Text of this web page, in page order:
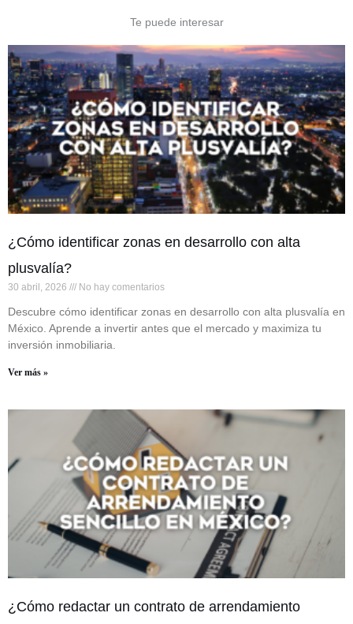
Te puede interesar
¿Cómo identificar zonas en desarrollo con alta
plusvalía?
30 abril, 2026 No hay comentarios
Descubre cómo identificar zonas en desarrollo con alta plusvalía en
México. Aprende a invertir antes que el mercado y maximiza tu
inversión inmobiliaria.
Ver más »
¿Cómo redactar un contrato de arrendamiento